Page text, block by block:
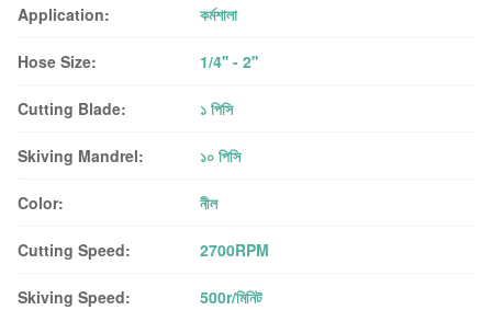
Application: কর্মশালা
Hose Size: 1/4'' - 2''
Cutting Blade: ১ পিসি
Skiving Mandrel: ১০ পিসি
Color: নীল
Cutting Speed: 2700RPM
Skiving Speed: 500r/মিনিট